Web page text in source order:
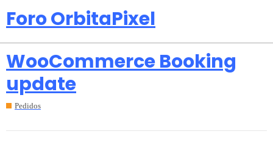
Foro OrbitaPixel
WooCommerce Booking
update
Pedidos